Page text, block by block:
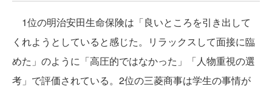
1位の明治安田生命保険は「良いところを引き出して
くれようとしていると感じた。リラックスして面接に臨
めた」のように「高圧的ではなかった」「人物重視の選
考」で評価されている。2位の三菱商事は学生の事情が